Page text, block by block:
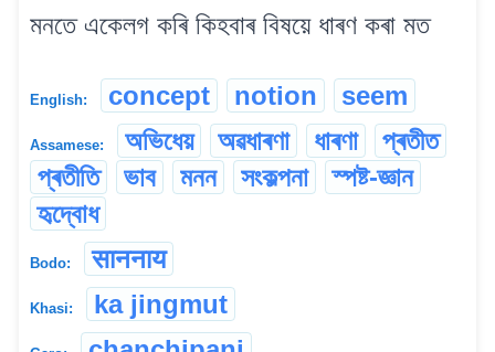
মনতে একেলগ কৰি কিহবাৰ বিষয়ে ধাৰণ কৰা মত
English: concept notion seem
Assamese: অভিধেয় অৱধাৰণা ধাৰণা
প্ৰতীত
প্ৰতীতি
ভাব মনন সংকল্পনা
স্পষ্ট-জ্ঞান
হৃদ্বোধ
Bodo: साननाय
Khasi: ka jingmut